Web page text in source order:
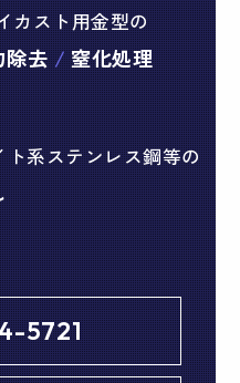
カスト用金型の
除去
窒化処理
系ステンレス鋼等の
5721